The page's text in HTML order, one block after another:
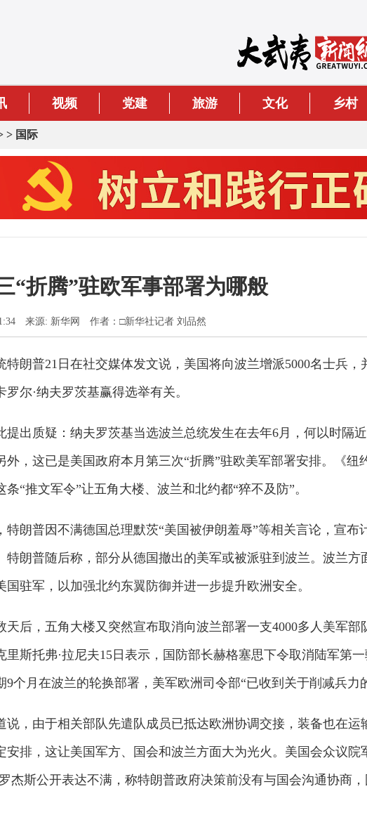
视频 党建 旅游 文化 乡村
> 国际
“折腾”驻欧军事部署为哪般
来源: 新华网 作者：□新华社记者 刘品然
特朗普21日在社交媒体发文说，美国将向波兰增派5000名士兵，
罗尔·纳夫罗茨基赢得选举有关。
提出质疑：纳夫罗茨基当选波兰总统发生在去年6月，何以时隔
外，这已是美国政府本月第三次“折腾”驻欧美军部署安排。《纽
条“推文军令”让五角大楼、波兰和北约都“猝不及防”。
特朗普因不满德国总理默茨“美国被伊朗羞辱”等相关言论，宣布
特朗普随后称，部分从德国撤出的美军或被派驻到波兰。波兰方
国驻军，以加强北约东翼防御并进一步提升欧洲安全。
天后，五角大楼又突然宣布取消向波兰部署一支4000多人美军部
里斯托弗·拉尼夫15日表示，国防部长赫格塞思下令取消陆军第
9个月在波兰的轮换部署，美军欧洲司令部“已收到关于削减兵力
说，由于相关部队先遣队成员已抵达欧洲协调交接，装备也在运
安排，这让美国军方、国会和波兰方面大为光火。美国会众议院
杰斯公开表达不满，称特朗普政府决策前没有与国会沟通协商